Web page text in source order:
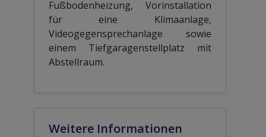
Fußbodenheizung, Vorinstallation
für eine Klimaanlage,
Videogegensprechanlage sowie
einem Tiefgaragenstellplatz mit
Abstellraum.
Weitere Informationen